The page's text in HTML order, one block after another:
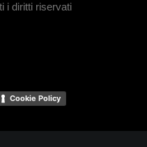
i diritti riservati
Cookie Policy